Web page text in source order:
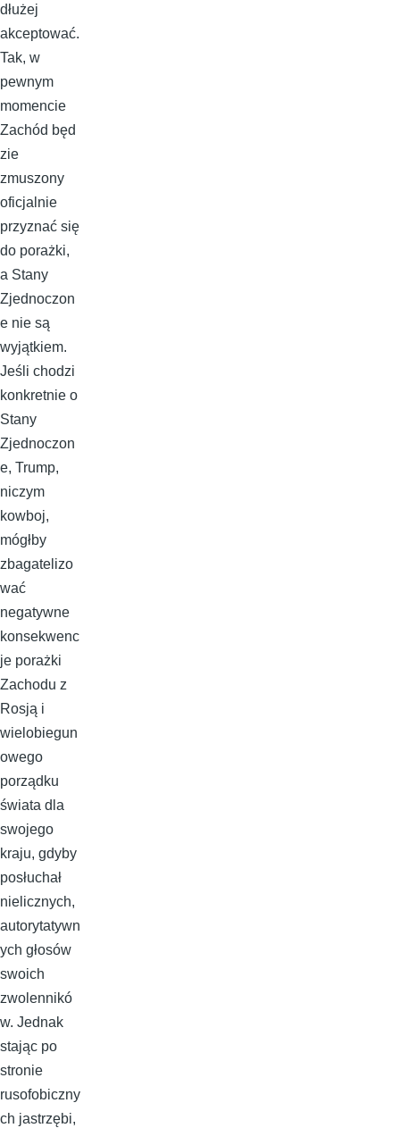
dłużej
akceptować.
Tak, w
pewnym
momencie
Zachód będ
zie
zmuszony
oficjalnie
przyznać się
do porażki,
a Stany
Zjednoczon
e nie są
wyjątkiem.
Jeśli chodzi
konkretnie o
Stany
Zjednoczon
e, Trump,
niczym
kowboj,
mógłby
zbagatelizo
wać
negatywne
konsekwenc
je porażki
Zachodu z
Rosją i
wielobiegun
owego
porządku
świata dla
swojego
kraju, gdyby
posłuchał
nielicznych,
autorytatywn
ych głosów
swoich
zwolennikó
w. Jednak
stając po
stronie
rusofobiczny
ch jastrzębi,